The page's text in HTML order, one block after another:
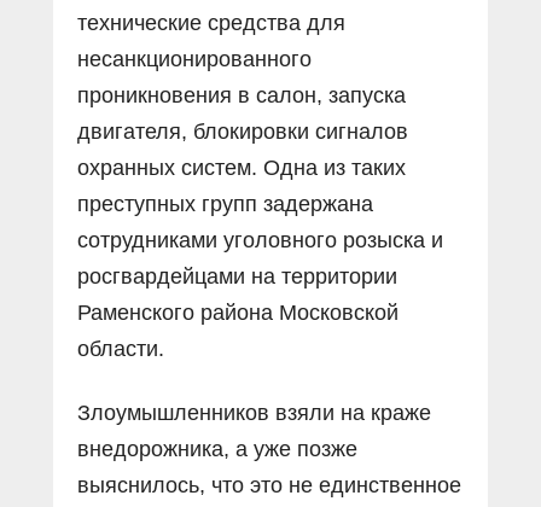
технические средства для
несанкционированного
проникновения в салон, запуска
двигателя, блокировки сигналов
охранных систем. Одна из таких
преступных групп задержана
сотрудниками уголовного розыска и
росгвардейцами на территории
Раменского района Московской
области.
Злоумышленников взяли на краже
внедорожника, а уже позже
выяснилось, что это не единственное